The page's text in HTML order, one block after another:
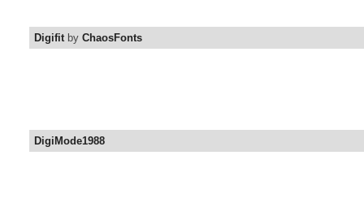
Digifitby ChaosFonts
DigiMode1988